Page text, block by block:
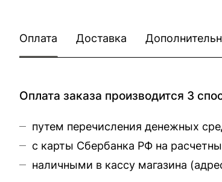
Оплата Доставка
Оплата заказа производится 3
путем перечисления денежных
с карты Сбербанка РФ на
наличными в кассу магазина (